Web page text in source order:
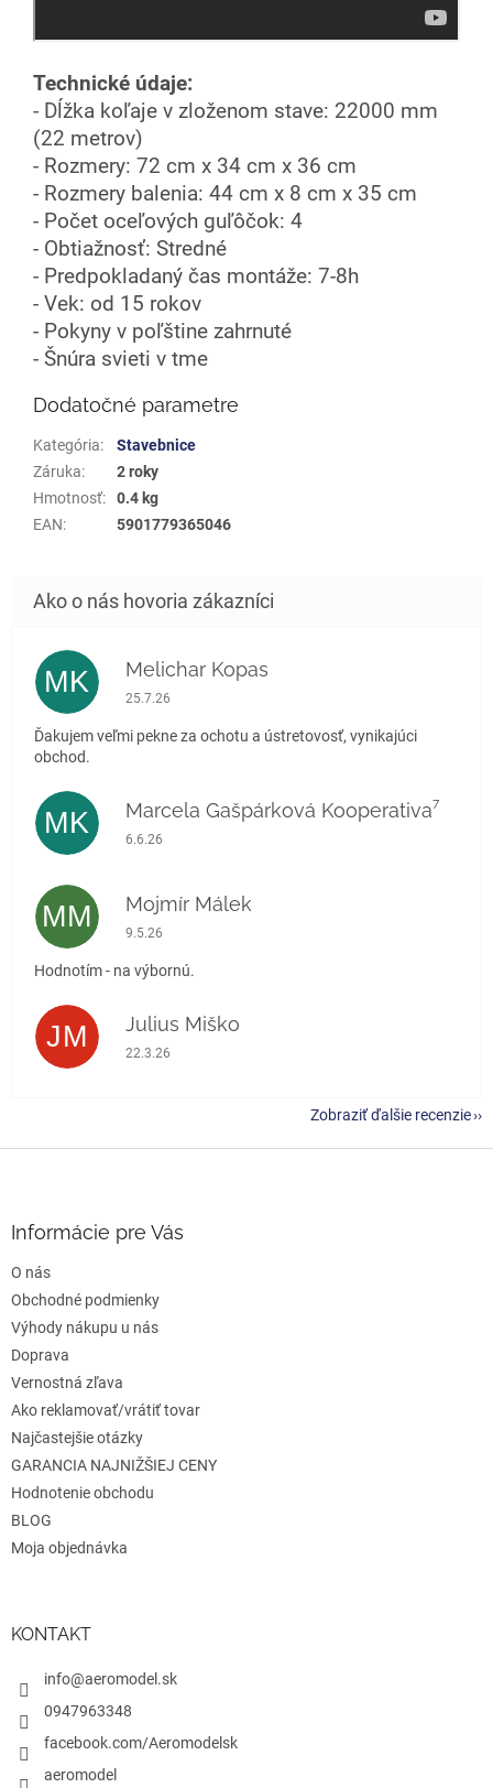
Technické údaje:
- Dĺžka koľaje v zloženom stave: 22000 mm
(22 metrov)
- Rozmery: 72 cm x 34 cm x 36 cm
- Rozmery balenia: 44 cm x 8 cm x 35 cm
- Počet oceľových guľôčok: 4
- Obtiažnosť: Stredné
- Predpokladaný čas montáže: 7-8h
- Vek: od 15 rokov
- Pokyny v poľštine zahrnuté
- Šnúra svieti v tme
Dodatočné parametre
Kategória:
Stavebnice
Záruka:
2 roky
Hmotnosť:
0.4 kg
EAN: 5901779365046
MK Melichar Kopas
Hodnotenie obchodu je 5 z 5 hviezdičiek.
25.7.26
Ďakujem veľmi pekne za ochotu a ústretovosť, vynikajúci
obchod.
MK Marcela Gašpárková Kooperativa⁷
Hodnotenie obchodu je 5 z 5 hviezdičiek.
6.6.26
MM Mojmír Málek
Hodnotenie obchodu je 5 z 5 hviezdičiek.
9.5.26
Hodnotím - na výbornú.
JM Julius Miško
Hodnotenie obchodu je 5 z 5 hviezdičiek.
22.3.26
Zobraziť ďalšie recenzie
e
Informácie pre Vás
O nás
Obchodné podmienky
Výhody nákupu u nás
Doprava
Vernostná zľava
Ako reklamovať/vrátiť tovar
Najčastejšie otázky
GARANCIA NAJNIŽŠIEJ CENY
Hodnotenie obchodu
BLOG
Moja objednávka
KONTAKT
info@aeromodel.sk
0947963348
facebook.com/Aeromodelsk
aeromodel